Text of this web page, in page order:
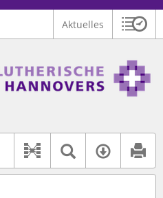
Aktuelles
"Pfarrerausschuss".
Dokument-
Textsuche